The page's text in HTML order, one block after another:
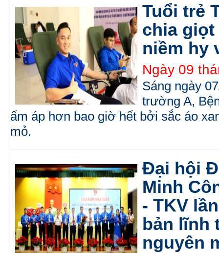
Tuổi trẻ
chia giọt
niềm hy
Ngày 09
Sáng ngày
trường A,
ấm áp hơn bao giờ hết bởi sắc áo
mỏ.
Đại hội
Minh
- TKV
bản lĩnh
nguyên